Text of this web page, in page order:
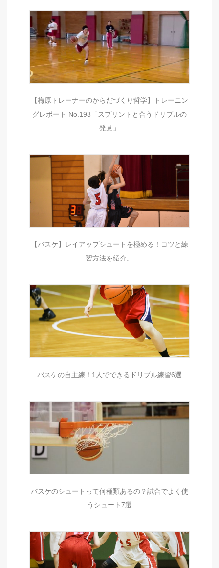
【梅原トレーナーのからだづくり哲学】トレーニン
グレポート No.193「スプリントと合うドリブルの
発見」
【バスケ】レイアップシュートを極める！コツと練
習方法を紹介。
バスケの自主練！1人でできるドリブル練習6選
バスケのシュートって何種類あるの？試合でよく使
うシュート7選